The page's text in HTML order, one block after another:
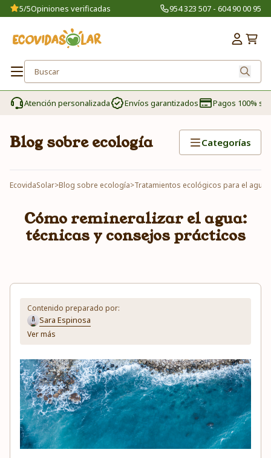
5/5Opiniones verificadas 954 323 507 - 604 90 00 95
Atención personalizada Envíos garantizados Pagos 100%
Blog sobre ecología Categorías
EcovidaSolar>Blog sobre ecología>Tratamientos ecológicos para el agua
Cómo remineralizar el agua:
técnicas y consejos prácticos
Contenido preparado por:
Sara Espinosa
Ver más